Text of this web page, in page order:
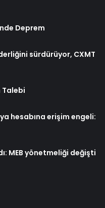
Deprem
sürdürüyor, CXMT
Talebi
hesabına erişim engeli:
MEB yönetmeliği değişti